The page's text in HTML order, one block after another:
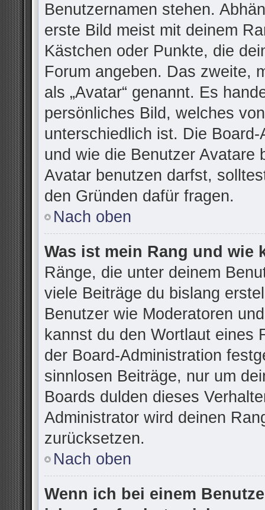
Benutzernamen stehen.
erste Bild meist mit deinem
Kästchen oder Punkte, die
Forum angeben. Das zweite,
als „Avatar“ genannt. Es
persönliches Bild, welches
unterschiedlich ist. Die
und wie die Benutzer Avatare
Avatar benutzen darfst,
den Gründen dafür fragen.
Nach oben
Was ist mein Rang und wie
Ränge, die unter deinem
viele Beiträge du bislang
Benutzer wie Moderatoren
kannst du den Wortlaut eines
der Board-Administration
sinnlosen Beiträge, nur um
Boards dulden dieses
Administrator wird deinen
zurücksetzen.
Nach oben
Wenn ich bei einem